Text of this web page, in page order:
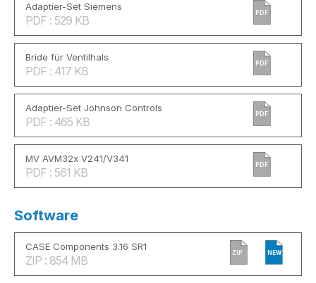
Adaptier-Set Siemens
PDF : 529 KB
PDF
Bride für Ventilhals
PDF : 417 KB
PDF
Adaptier-Set Johnson Controls
PDF : 465 KB
PDF
MV AVM32x V241/V341
PDF : 561 KB
PDF
Software
CASE Components 3.16 SR1
ZIP : 854 MB
ZIP NEW